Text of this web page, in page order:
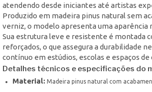
atendendo desde iniciantes até artistas
Produzido em madeira pinus natural sem
verniz, o modelo apresenta uma aparência
Sua estrutura leve e resistente é montada
reforçados, o que assegura a durabilidade
contínuo em estúdios, escolas e espaços de
Detalhes técnicos e especificações do
Material: Madeira pinus natural com